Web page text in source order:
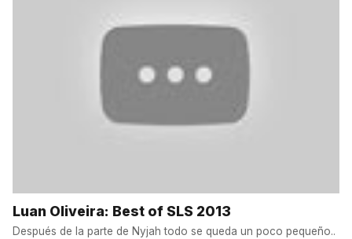
Luan Oliveira: Best of SLS 2013
Después de la parte de Nyjah todo se queda un poco pequeño..